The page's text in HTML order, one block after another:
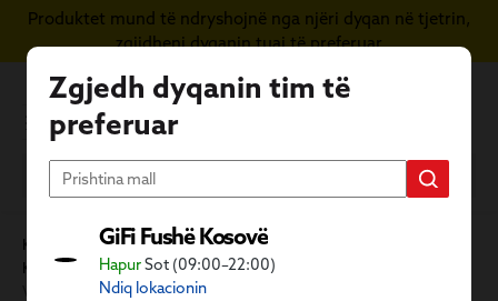
Kapërce te përmbajtja kryesore
Produktet mund të ndryshojnë nga njëri dyqan në tjetrin,
zgjidheni dyqanin tuaj të preferuar
Zgjedh dyqanin tim të
preferuar
GiFi Fushë Kosovë
HapurSot (09:00–22:00)
Ndiq lokacionin
Kategoritë GiFi
Shtëpia
Kujdesi personal, mirëqenia dhe banjo
Vajra esencialë